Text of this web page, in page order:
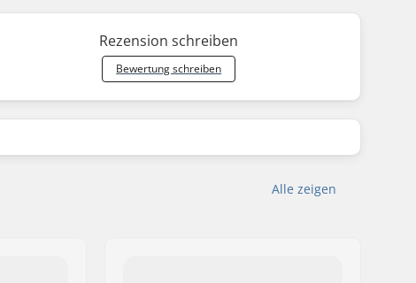
Rezension schreiben
Bewertung schreiben
Alle zeigen